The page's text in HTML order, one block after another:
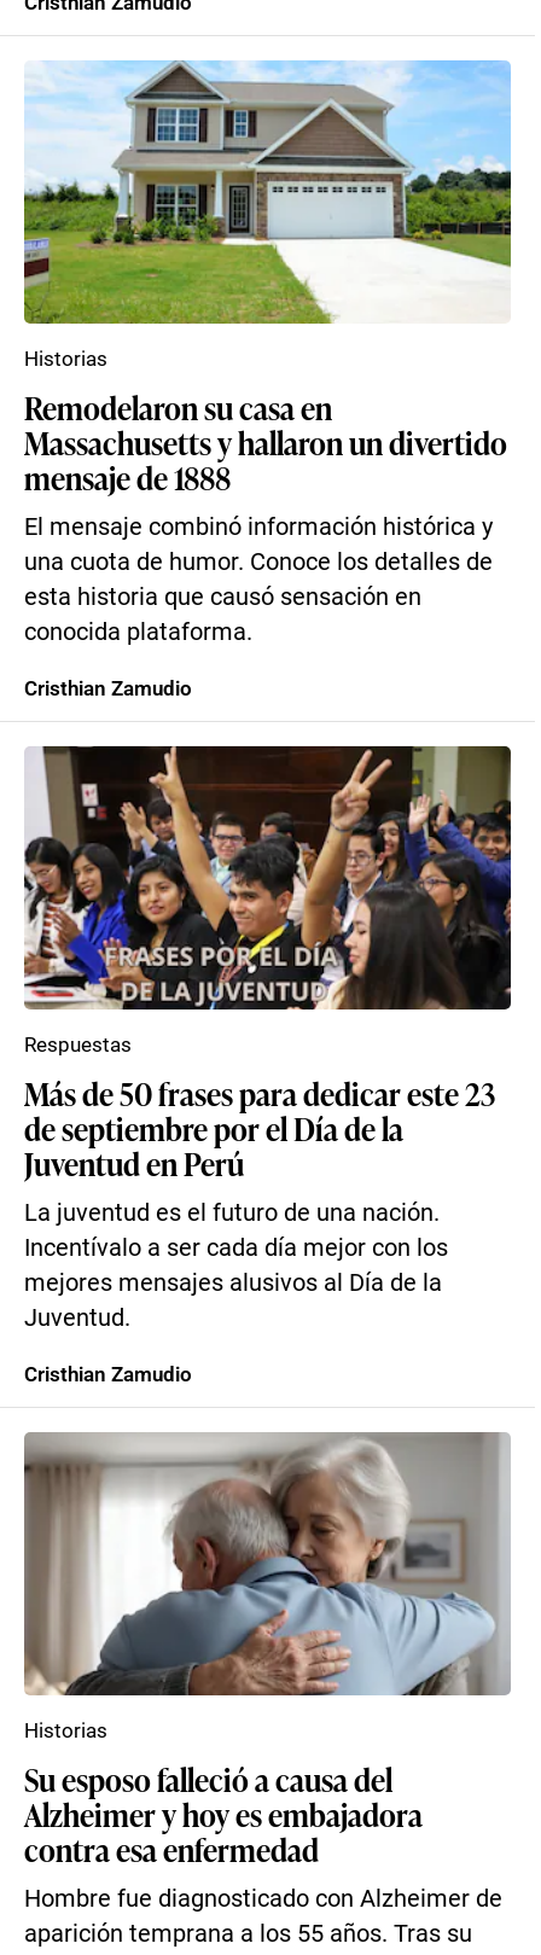
Remodelaron su casa en
Massachusetts y hallaron un divertido
mensaje de 1888
El mensaje combinó información histórica y
una cuota de humor. Conoce los detalles de
esta historia que causó sensación en
conocida plataforma.
Historias
Cristhian Zamudio
Más de 50 frases para dedicar este 23
de septiembre por el Día de la
Juventud en Perú
La juventud es el futuro de una nación.
Incentívalo a ser cada día mejor con los
mejores mensajes alusivos al Día de la
Juventud.
Respuestas
Cristhian Zamudio
Su esposo falleció a causa del
Alzheimer y hoy es embajadora
contra esa enfermedad
Hombre fue diagnosticado con Alzheimer de
aparición temprana a los 55 años. Tras su
Historias